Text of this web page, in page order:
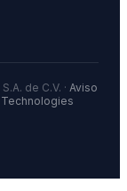
de C.V. · Aviso